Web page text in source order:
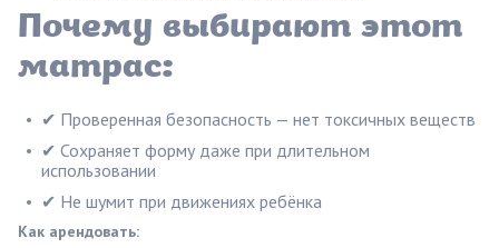
Почему выбирают этот
матрас:
✔ Проверенная безопасность — нет токсичных веществ
✔ Сохраняет форму даже при длительном
использовании
✔ Не шумит при движениях ребёнка
Как арендовать: